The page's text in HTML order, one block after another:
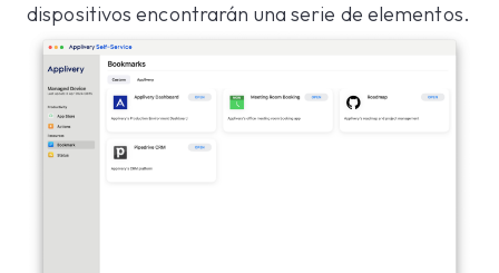
dispositivos encontrarán una serie de elementos.